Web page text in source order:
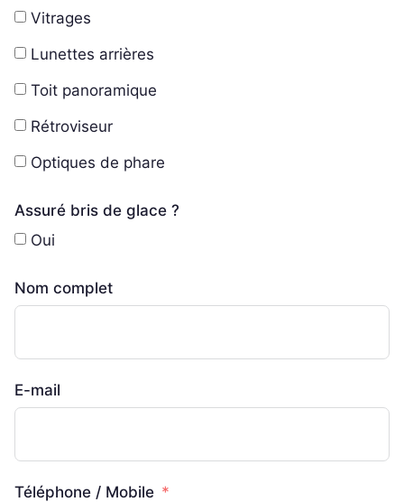
Vitrages
Lunettes arrières
Toit panoramique
Rétroviseur
Optiques de phare
Assuré bris de glace ?
Oui
Nom complet
E-mail
Téléphone / Mobile